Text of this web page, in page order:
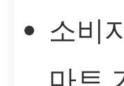
소비